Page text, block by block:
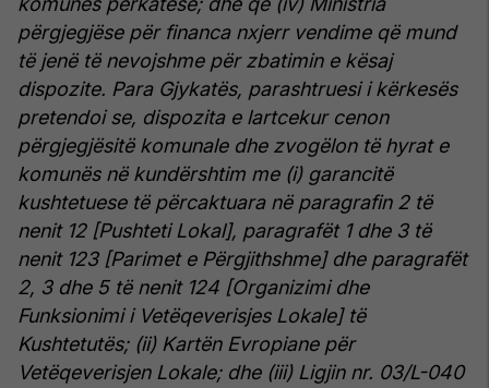
përgjegjëse për financa nxjerr vendime që mund
të jenë të nevojshme për zbatimin e kësaj
dispozite. Para Gjykatës, parashtruesi i kërkesës
pretendoi se, dispozita e lartcekur cenon
përgjegjësitë komunale dhe zvogëlon të hyrat e
komunës në kundërshtim me (i) garancitë
kushtetuese të përcaktuara në paragrafin 2 të
nenit 12 [Pushteti Lokal], paragrafët 1 dhe 3 të
nenit 123 [Parimet e Përgjithshme] dhe paragrafët
2, 3 dhe 5 të nenit 124 [Organizimi dhe
Funksionimi i Vetëqeverisjes Lokale] të
Kushtetutës; (ii) Kartën Evropiane për
Vetëqeverisjen Lokale; dhe (iii) Ligjin nr. 03/L-040